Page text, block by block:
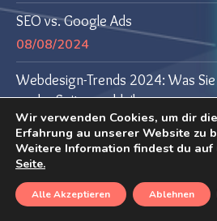
SEO vs. Google Ads
08/08/2024
Webdesign-Trends 2024: Was
an der Spitze zu bleiben
04/07/2024
ImpressumDatenschutz
Wir verwenden Cookies, um dir
Erfahrung au unserer Website zu
Weitere Information findest du auf
Seite.
Alle Akzeptieren Ablehnen